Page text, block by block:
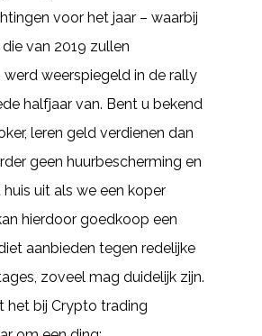
voor het jaar – waarbij
van 2019 zullen
werd weerspiegeld in de rally
halfjaar van. Bent u bekend
leren geld verdienen dan
geen huurbescherming en
uit als we een koper
hierdoor goedkoop een
aanbieden tegen redelijke
zoveel mag duidelijk zijn.
het bij Crypto trading